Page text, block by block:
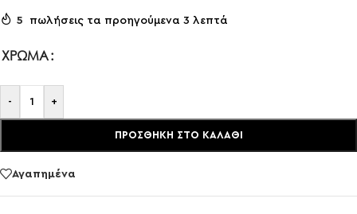
5 πωλήσεις τα προηγούμενα 3 λεπτά
ΧΡΏΜΑ
- +
ΠΡΟΣΘΉΚΗ ΣΤΟ ΚΑΛΆΘΙ
Αγαπημένα